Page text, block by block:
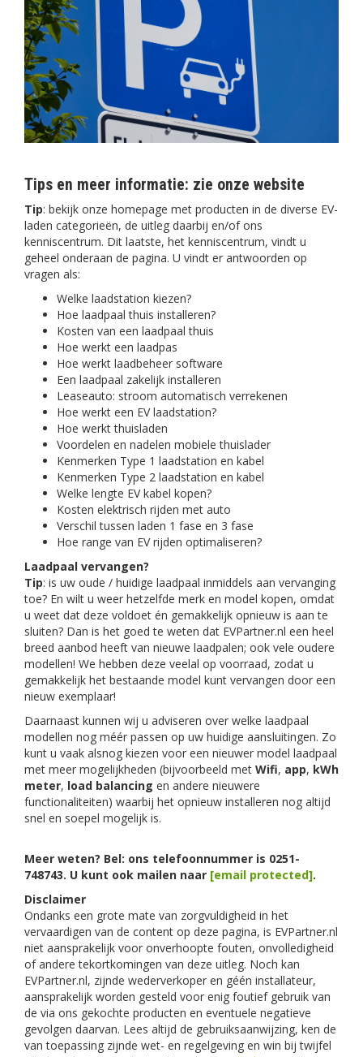
Tips en meer informatie: zie onze website
Tip: bekijk onze homepage met producten in de diverse EV-
laden categorieën, de uitleg daarbij en/of ons
kenniscentrum. Dit laatste, het kenniscentrum, vindt u
geheel onderaan de pagina. U vindt er antwoorden op
vragen als:
Welke laadstation kiezen?
Hoe laadpaal thuis installeren?
Kosten van een laadpaal thuis
Hoe werkt een laadpas
Hoe werkt laadbeheer software
Een laadpaal zakelijk installeren
Leaseauto: stroom automatisch verrekenen
Hoe werkt een EV laadstation?
Hoe werkt thuisladen
Voordelen en nadelen mobiele thuislader
Kenmerken Type 1 laadstation en kabel
Kenmerken Type 2 laadstation en kabel
Welke lengte EV kabel kopen?
Kosten elektrisch rijden met auto
Verschil tussen laden 1 fase en 3 fase
Hoe range van EV rijden optimaliseren?
Laadpaal vervangen?
Tip: is uw oude / huidige laadpaal inmiddels aan vervanging
toe? En wilt u weer hetzelfde merk en model kopen, omdat
u weet dat deze voldoet én gemakkelijk opnieuw is aan te
sluiten? Dan is het goed te weten dat EVPartner.nl een heel
breed aanbod heeft van nieuwe laadpalen; ook vele oudere
modellen! We hebben deze veelal op voorraad, zodat u
gemakkelijk het bestaande model kunt vervangen door een
nieuw exemplaar!
Daarnaast kunnen wij u adviseren over welke laadpaal
modellen nog méér passen op uw huidige aansluitingen. Zo
kunt u vaak alsnog kiezen voor een nieuwer model laadpaal
met meer mogelijkheden (bijvoorbeeld met Wifi, app, kWh
meter, load balancing en andere nieuwere
functionaliteiten) waarbij het opnieuw installeren nog altijd
snel en soepel mogelijk is.
Meer weten? Bel: ons telefoonnummer is 0251-
748743. U kunt ook mailen naar [email protected].
Disclaimer
Ondanks een grote mate van zorgvuldigheid in het
vervaardigen van de content op deze pagina, is EVPartner.nl
niet aansprakelijk voor onverhoopte fouten, onvolledigheid
of andere tekortkomingen van deze uitleg. Noch kan
EVPartner.nl, zijnde wederverkoper en géén installateur,
aansprakelijk worden gesteld voor enig foutief gebruik van
de via ons gekochte producten en eventuele negatieve
gevolgen daarvan. Lees altijd de gebruiksaanwijzing, ken de
van toepassing zijnde wet- en regelgeving en win bij twijfel